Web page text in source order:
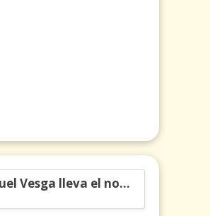
Carlos Manuel Vesga lleva el nombre de Colombia a los Emmy